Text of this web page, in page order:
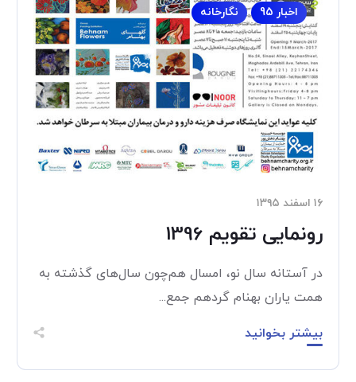
اخبار 95 نگارخانه
۱۶ اسفند ۱۳۹۵
رونمایی تقویم 1396
در آستانه سال نو، امسال هم‌چون سال‌های گذشته به
همت یاران بهنام گردهم جمع...
بیشتر بخوانید